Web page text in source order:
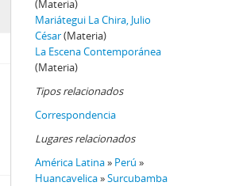
(Materia)
Mariátegui La Chira, Julio
César(Materia)
La Escena Contemporánea
(Materia)
Tipos relacionados
Correspondencia
Lugares relacionados
América Latina» Perú »
Huancavelica»Surcubamba